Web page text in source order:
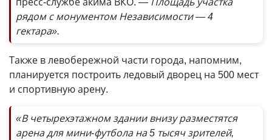
рядом с монументом Независимости — 4
гектара».
Также в левобережной части города, напомним,
планируется построить ледовый дворец на 500 мест
и спортивную арену.
«В четырехэтажном здании внизу разместятся
арена для мини-футбола на 5 тысяч зрителей,